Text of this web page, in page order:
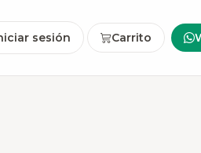
sesión Carrito